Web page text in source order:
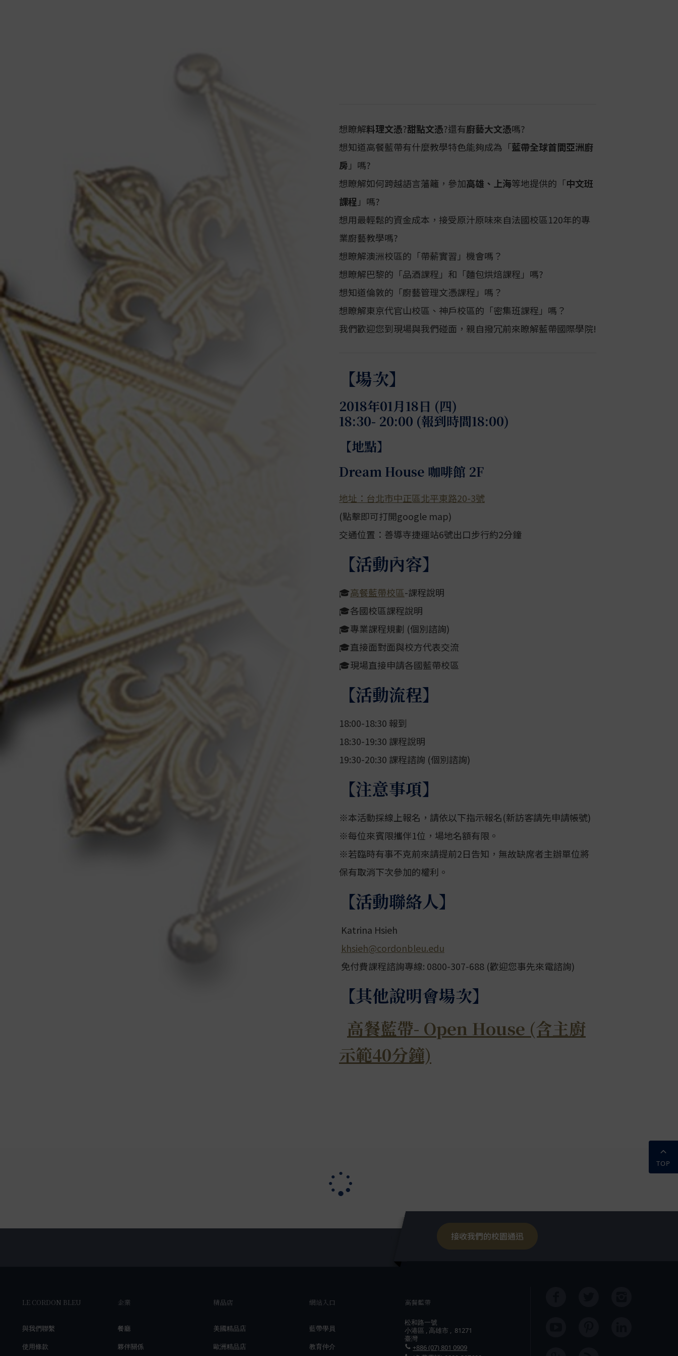
想瞭解料理文憑?甜點文憑?還有廚藝大文憑嗎?
想知道高餐藍帶有什麼教學特色能夠成為「藍帶全球首間亞洲廚
房 」嗎?
想瞭解如何跨越語言藩籬，參加高雄、上海等地提供的「中文班
課程 」嗎?
想用最輕鬆的資金成本，接受原汁原味來自法國校區120年的專
業廚藝教學嗎?
想瞭解澳洲校區的「帶薪實習」機會嗎？
想瞭解巴黎的「品酒課程」和「麵包烘焙課程」嗎?
想知道倫敦的「廚藝管理文憑課程」嗎？
想瞭解東京代官山校區、神戶校區的「密集班課程」嗎？
我們歡迎您到現場與我們碰面，親自撥冗前來瞭解藍帶國際學院!
【場次】
2018年01月18日 (四)
18:30- 20:00 (報到時間18:00)
【地點】
Dream House 咖啡館 2F
地址：台北市中正區北平東路20-3號
(點擊即可打開google map)
交通位置：善導寺捷運站6號出口步行約2分鐘
【活動內容】
🎓高餐藍帶校區-課程說明
🎓各國校區課程說明
🎓專業課程規劃 (個別諮詢)
🎓直接面對面與校方代表交流
🎓現場直接申請各國藍帶校區
【活動流程】
18:00-18:30 報到
18:30-19:30 課程說明
19:30-20:30 課程諮詢 (個別諮詢)
【注意事項】
※本活動採線上報名，請依以下指示報名(新訪客請先申請帳號)
※每位來賓限攜伴1位，場地名額有限。
※若臨時有事不克前來請提前2日告知，無故缺席者主辦單位將
保有取消下次參加的權利。
【活動聯絡人】
Katrina Hsieh
khsieh@cordonbleu.edu
免付費課程諮詢專線: 0800-307-688 (歡迎您事先來電諮詢)
【其他說明會場次】
高餐藍帶- Open House (含主廚
示範40分鐘)
接收我們的校園通迅
TOP
LE CORDON BLEU
與我們聯繫
使用條款
企業
餐廳
夥伴關係
精品店
美國精品店
歐洲精品店
網站入口
藍帶學員
教育仲介
高餐藍帶
松和路一號
小港區 , 高雄市 , 81271
臺灣
+886 (07) 801 0909